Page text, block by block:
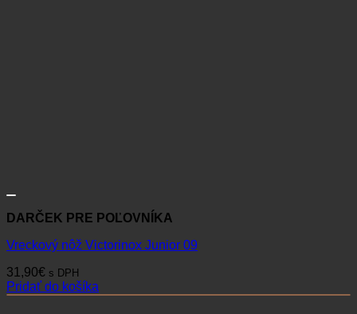
DARČEK PRE POĽOVNÍKA
Vreckový nôž Victorinox Junior 09
31,90€ s DPH
Pridať do košíka